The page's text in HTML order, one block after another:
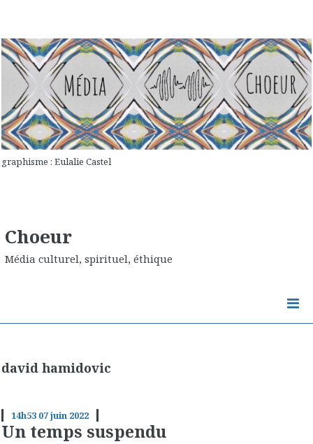
graphisme : Eulalie Castel
Choeur
Média culturel, spirituel, éthique
david hamidovic
14h53 07juin 2022
Un temps suspendu